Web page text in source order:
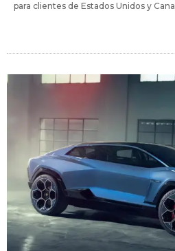
para clientes de Estados Unidos y